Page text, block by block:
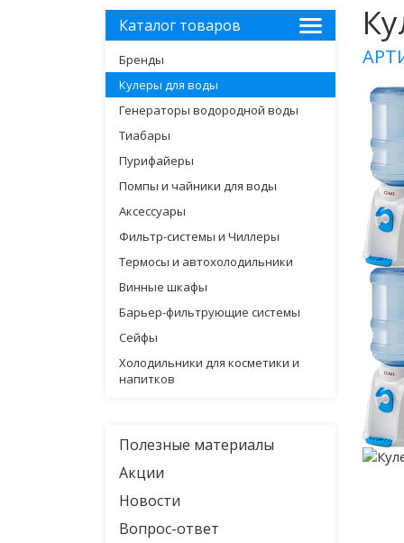
Каталог товаров
Бренды
Кулеры для воды
Генераторы водородной воды
Тиабары
Пурифайеры
Помпы и чайники для воды
Аксессуары
Фильтр-системы и Чиллеры
Термосы и автохолодильники
Винные шкафы
Барьер-фильтрующие системы
Сейфы
Холодильники для косметики и
напитков
Полезные материалы
Акции
Новости
Вопрос-ответ